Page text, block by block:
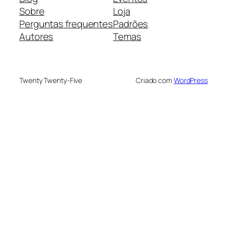
Sobre
Perguntas frequentes
Autores
Loja
Padrões
Temas
Twenty Twenty-Five Criado com WordPress